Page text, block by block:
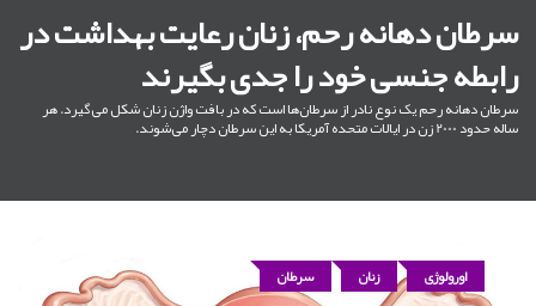
سرطان دهانه رحم، زنان رعایت بهداشت در
رابطه جنسی خود را جدی بگیرند
سرطان دهانه رحم یک نوع نادر از سرطان‌ها است که در بافت واژن زنان شکل می‌گیرد. هر
ساله حدود 2000 زن در ایالات متحده آمریکا به این سرطان دچار می‌شوند.
اورولوژی زنان سرطان